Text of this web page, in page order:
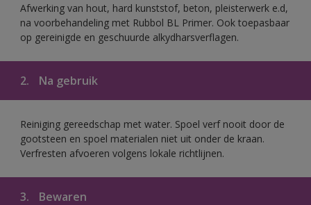
Afwerking van hout, hard kunststof, beton, pleisterwerk e.d,
na voorbehandeling met Rubbol BL Primer. Ook toepasbaar
op gereinigde en geschuurde alkydharsverflagen.
2. Na gebruik
Reiniging gereedschap met water. Spoel verf nooit door de
gootsteen en spoel materialen niet uit onder de kraan.
Verfresten afvoeren volgens lokale richtlijnen.
3. Bewaren